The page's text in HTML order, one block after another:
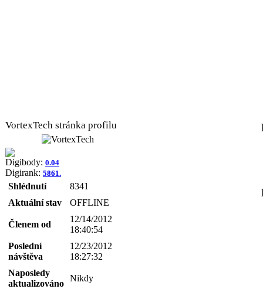
VortexTech stránka profilu
Digibody: 0.04
Digirank: 5861.
Shlédnutí
8341
Aktuální stav
OFFLINE
Členem od
12/14/2012
18:40:54
Poslední
návštěva
12/23/2012
18:27:32
Naposledy
aktualizováno
Nikdy